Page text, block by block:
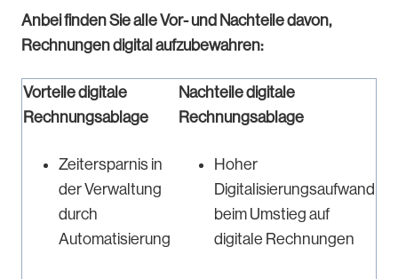
Anbei finden Sie alle Vor- und Nachteile davon,
Rechnungen digital aufzubewahren:
Vorteile digitale
Rechnungsablage
Nachteile digitale
Rechnungsablage
Zeitersparnis in
der Verwaltung
durch
Automatisierung
Hoher
Digitalisierungsaufwand
beim Umstieg auf
digitale Rechnungen